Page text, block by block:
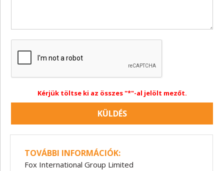
Kérjük töltse ki az összes "*"-al jelölt mezőt.
KÜLDÉS
TOVÁBBI INFORMÁCIÓK:
Fox International Group Limited